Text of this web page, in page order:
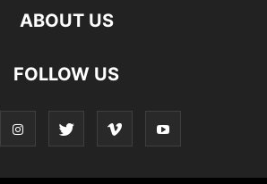
ABOUT US
FOLLOW US